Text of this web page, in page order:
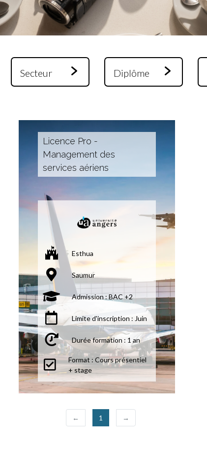
Licence Pro -
Management des
services aériens
Esthua
Saumur
Admission : BAC +2
Limite d'inscription : Juin
Durée formation : 1 an
Format : Cours présentiel
+ stage
← 1 (current)
→